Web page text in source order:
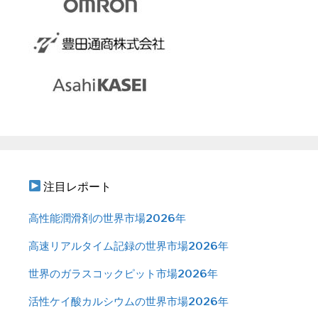
注目レポート
高性能潤滑剤の世界市場2026年
高速リアルタイム記録の世界市場2026年
世界のガラスコックピット市場2026年
活性ケイ酸カルシウムの世界市場2026年